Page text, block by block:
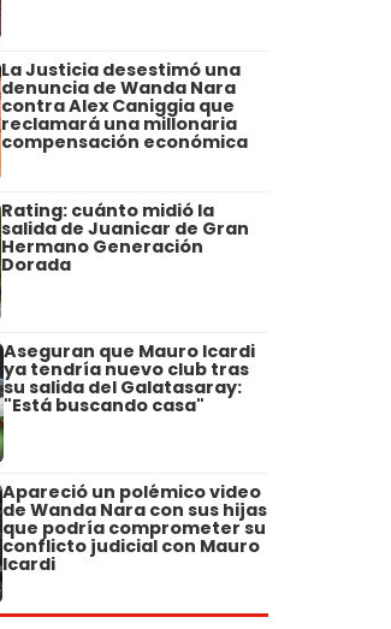
La Justicia desestimó una
denuncia de Wanda Nara
contra Alex Caniggia que
reclamará una millonaria
compensación económica
Rating: cuánto midió la
salida de Juanicar de Gran
Hermano Generación
Dorada
Aseguran que Mauro Icardi
ya tendría nuevo club tras
su salida del Galatasaray:
"Está buscando casa"
Apareció un polémico video
de Wanda Nara con sus hijas
que podría comprometer su
conflicto judicial con Mauro
Icardi